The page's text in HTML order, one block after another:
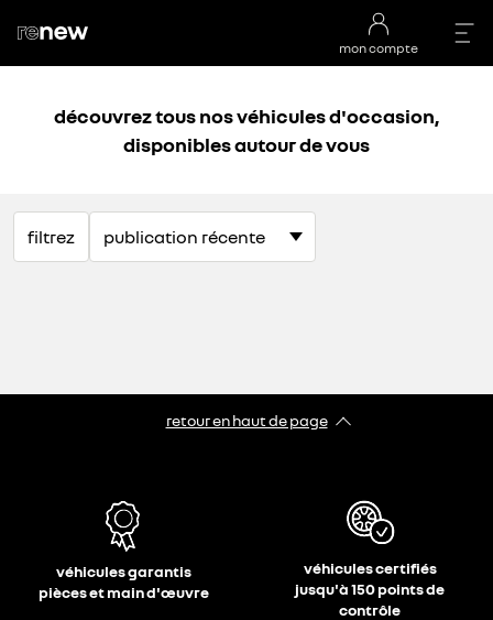
mon compte
découvrez tous nos véhicules d'occasion,
disponibles autour de vous
filtrez
retour en haut de page​
véhicules garantis
pièces et main d'œuvre
véhicules certifiés
jusqu'à 150 points de
contrôle